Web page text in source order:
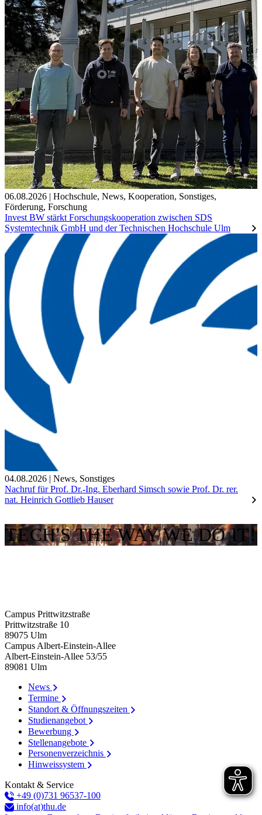
06.08.2026 | Hochschule, News, Kooperation, Sonstiges,
Förderung, Forschung
Invest BW stärkt Forschungskooperation zwischen SDS
Systemtechnik GmbH und der Technischen Hochschule Ulm
04.08.2026 | News, Sonstiges
Nachruf für Prof. Dr.-Ing. Eberhard Simsch sowie Prof. Dr. rer.
nat. Heinrich Gottlieb Hauser
TECH'S THE WAY WE DO IT!
Campus Prittwitzstraße
Prittwitzstraße 10
89075 Ulm
Campus Albert-Einstein-Allee
Albert-Einstein-Allee 53/​55
89081 Ulm
News
Termine
Standort & Öffnungszeiten
Studienangebot
Bewerbung
Stellenangebote
Personenverzeichnis
Hinweissystem
Kontakt & Service
+49 (0)731 96537-100
info(at)thu.de